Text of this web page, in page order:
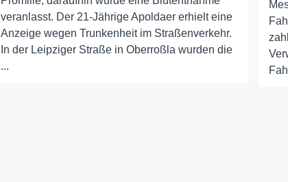
veranlasst. Der 21-Jährige Apoldaer erhielt eine
Anzeige wegen Trunkenheit im Straßenverkehr.
In der Leipziger Straße in Oberroßla wurden die
...